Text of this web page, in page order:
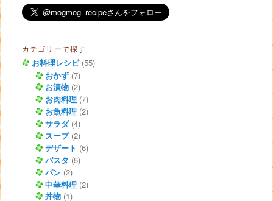
カテゴリーで探す
お料理レシピ(55)
おかず (7)
お漬物 (2)
お肉料理 (7)
お魚料理 (2)
サラダ(4)
スープ(2)
デザート (6)
パスタ (5)
パン (2)
中華料理 (2)
丼物 (1)